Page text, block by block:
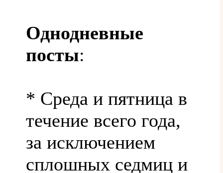
Однодневные
посты:
* Среда и пятница в
течение всего года,
за исключением
сплошных седмиц и